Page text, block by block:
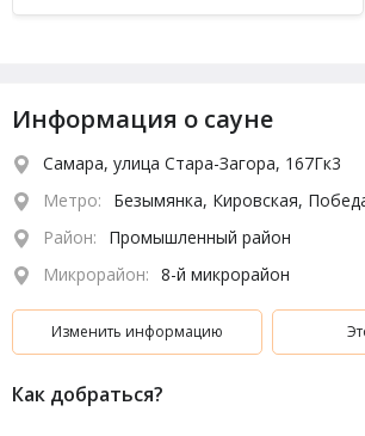
Информация о сауне
Самара, улица Стара-Загора, 167Гк3
Метро:
Безымянка, Кировская,
Район:
Промышленный район
Микрорайон: 8-й микрорайон
Изменить информацию
Как добраться?